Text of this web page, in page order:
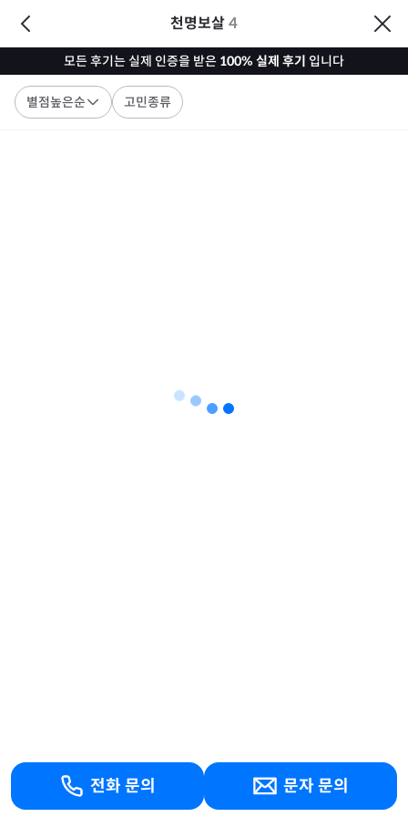
천명보살4
모든 후기는 실제 인증을 받은 100% 실제 후기 입니다
별점높은순 고민종류
전화 문의 문자 문의